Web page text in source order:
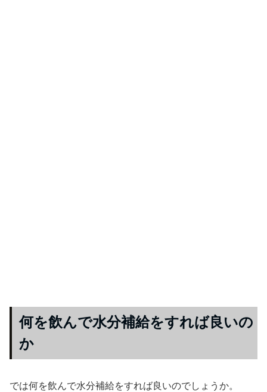
何を飲んで水分補給をすれば良いの
か
では何を飲んで水分補給をすれば良いのでしょうか。